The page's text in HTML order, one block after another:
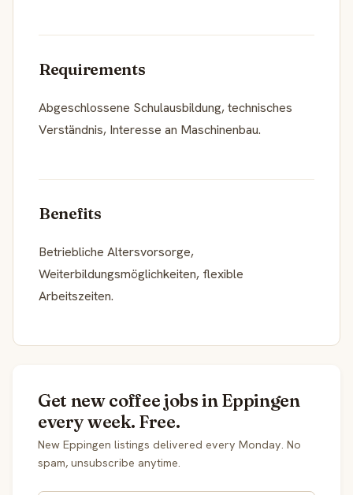
Requirements
Abgeschlossene Schulausbildung, technisches
Verständnis, Interesse an Maschinenbau.
Benefits
Betriebliche Altersvorsorge,
Weiterbildungsmöglichkeiten, flexible
Arbeitszeiten.
Get new coffee jobs in Eppingen
every week. Free.
New Eppingen listings delivered every Monday. No
spam, unsubscribe anytime.